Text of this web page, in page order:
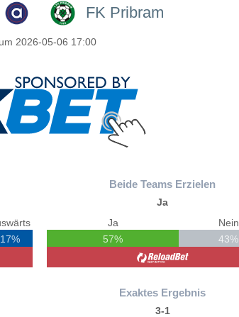
FK Pribram
2026-05-06 17:00
17%
Beide Teams Erzielen
Ja
Ja
57%
Nein
43%
Exaktes Ergebnis
3-1